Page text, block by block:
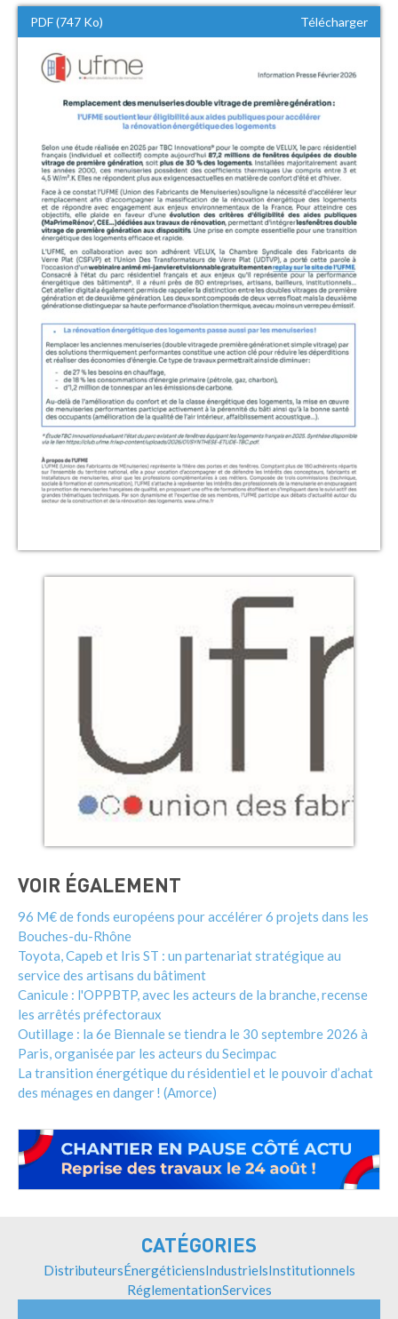
PDF (747 Ko) Télécharger
VOIR ÉGALEMENT
96 M€ de fonds européens pour accélérer 6 projets dans les
Bouches-du-Rhône
Toyota, Capeb et Iris ST : un partenariat stratégique au
service des artisans du bâtiment
Canicule : l'OPPBTP, avec les acteurs de la branche, recense
les arrêtés préfectoraux
Outillage : la 6e Biennale se tiendra le 30 septembre 2026 à
Paris, organisée par les acteurs du Secimpac
La transition énergétique du résidentiel et le pouvoir d’achat
des ménages en danger ! (Amorce)
CATÉGORIES
DistributeursÉnergéticiensIndustrielsInstitutionnels
RéglementationServices